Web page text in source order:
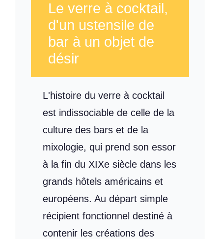
Le verre à cocktail,
d'un ustensile de
bar à un objet de
désir
L'histoire du verre à cocktail
est indissociable de celle de la
culture des bars et de la
mixologie, qui prend son essor
à la fin du XIXe siècle dans les
grands hôtels américains et
européens. Au départ simple
récipient fonctionnel destiné à
contenir les créations des